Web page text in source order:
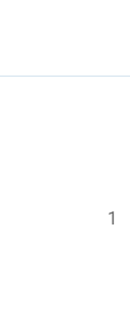
anderen
auf Qualität
1